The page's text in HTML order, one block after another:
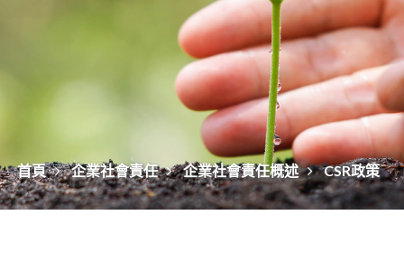
首頁 企業社會責任 企業社會責任概述 CSR政策